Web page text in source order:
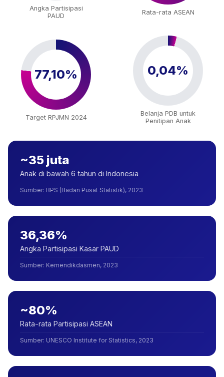
Angka Partisipasi
PAUD
Rata-rata ASEAN
77,10%
Target RPJMN 2024
0,04%
Belanja PDB untuk
Penitipan Anak
~35 juta
Anak di bawah 6 tahun di Indonesia
Sumber: BPS (Badan Pusat Statistik), 2023
36,36%
Angka Partisipasi Kasar PAUD
Sumber: Kemendikdasmen, 2023
~80%
Rata-rata Partisipasi ASEAN
Sumber: UNESCO Institute for Statistics, 2023